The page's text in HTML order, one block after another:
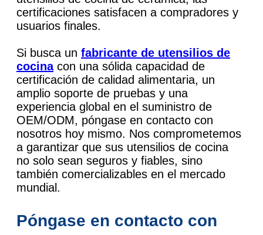
certificaciones satisfacen a compradores y
usuarios finales.
Si busca un fabricante de utensilios de
cocinacon una sólida capacidad de
certificación de calidad alimentaria, un
amplio soporte de pruebas y una
experiencia global en el suministro de
OEM/ODM, póngase en contacto con
nosotros hoy mismo. Nos comprometemos
a garantizar que sus utensilios de cocina
no solo sean seguros y fiables, sino
también comercializables en el mercado
mundial.
Póngase en contacto con